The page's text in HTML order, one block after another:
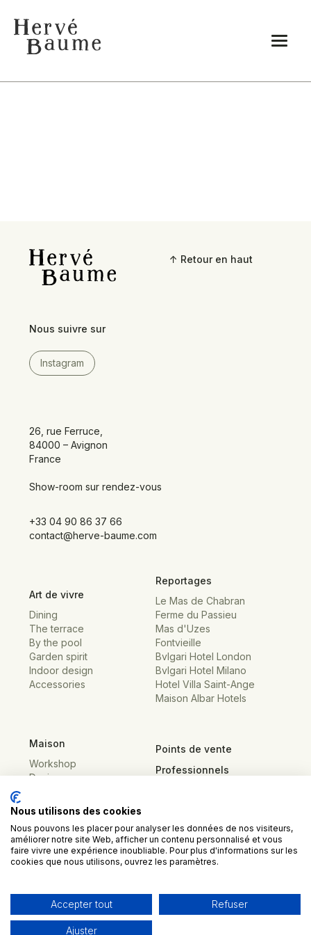
Nous utilisons des cookies
Nous pouvons les placer pour analyser les données de nos visiteurs,
améliorer notre site Web, afficher un contenu personnalisé et vous
faire vivre une expérience inoubliable. Pour plus d'informations sur les
cookies que nous utilisons, ouvrez les paramètres.
Accepter tout Refuser
Ajuster
↑ Retour en haut
Nous suivre sur
Instagram
26, rue Ferruce,
84000 – Avignon
France
Show-room sur rendez-vous
+33 04 90 86 37 66
contact@herve-baume.com
Art de vivre
Dining
The terrace
By the pool
Garden spirit
Indoor design
Accessories
Reportages
Le Mas de Chabran
Ferme du Passieu
Mas d'Uzes
Fontvieille
Bvlgari Hotel London
Bvlgari Hotel Milano
Hotel Villa Saint-Ange
Maison Albar Hotels
Maison
Workshop
Designs
Points de vente
Professionnels
Politique de confidentialité
Paramètres de cookies